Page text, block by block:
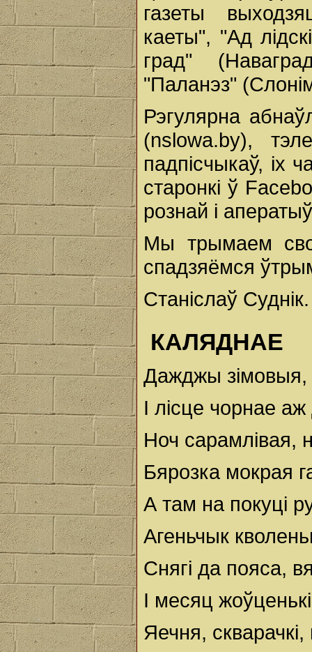
газеты
каеты", "Ад
град"
"Паланэз"
Рэгулярна
(nslowa.by),
падпісчыкаў, іх
старонкі ў
рознай і
Мы трымаем
спадзяёмся
Станіслаў Суднік.
КАЛЯДНАЕ
Дажджы
І лісце чорнае
Ноч сарамлівая,
Бярозка мокрая
А там на покуці
Агеньчык
Снягі да пояса,
І месяц
Яечня, скварачкі,